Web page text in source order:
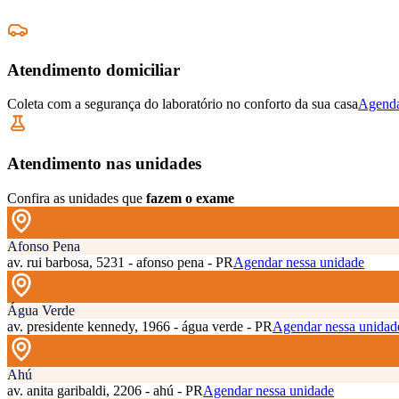
Atendimento domiciliar
Coleta com a segurança do laboratório no conforto da sua casa
Atendimento nas unidades
Confira as unidades que fazem o exame
Afonso Pena
av. rui barbosa, 5231 - afonso pena - PRAgendar nessa unidade
Água Verde
av. presidente kennedy, 1966 - água verde - PRAgendar nessa
Ahú
av. anita garibaldi, 2206 - ahú - PRAgendar nessa unidade